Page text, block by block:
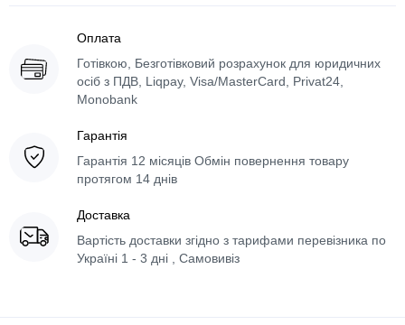
Оплата
Готівкою, Безготівковий розрахунок для юридичних
осіб з ПДВ, Liqpay, Visa/MasterCard, Privat24,
Monobank
Гарантія
Гарантія 12 місяців Обмін повернення товару
протягом 14 днів
Доставка
Вартість доставки згідно з тарифами перевізника по
Україні 1 - 3 дні , Самовивіз